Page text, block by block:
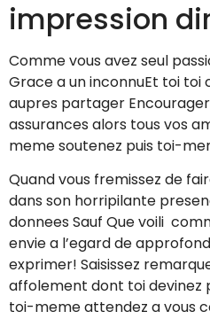
impression
Comme vous avez seul
Grace a un inconnuEt toi toi
aupres partager
assurances alors tous vos
meme soutenez puis toi-
Quand vous fremissez de
dans son horripilante
donnees Sauf Que voili
envie a l’egard de
exprimer! Saisissez
affolement dont toi devinez
toi-meme attendez a vous